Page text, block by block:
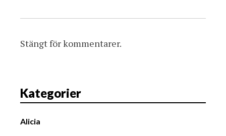
Stängt för kommentarer.
Kategorier
Alicia